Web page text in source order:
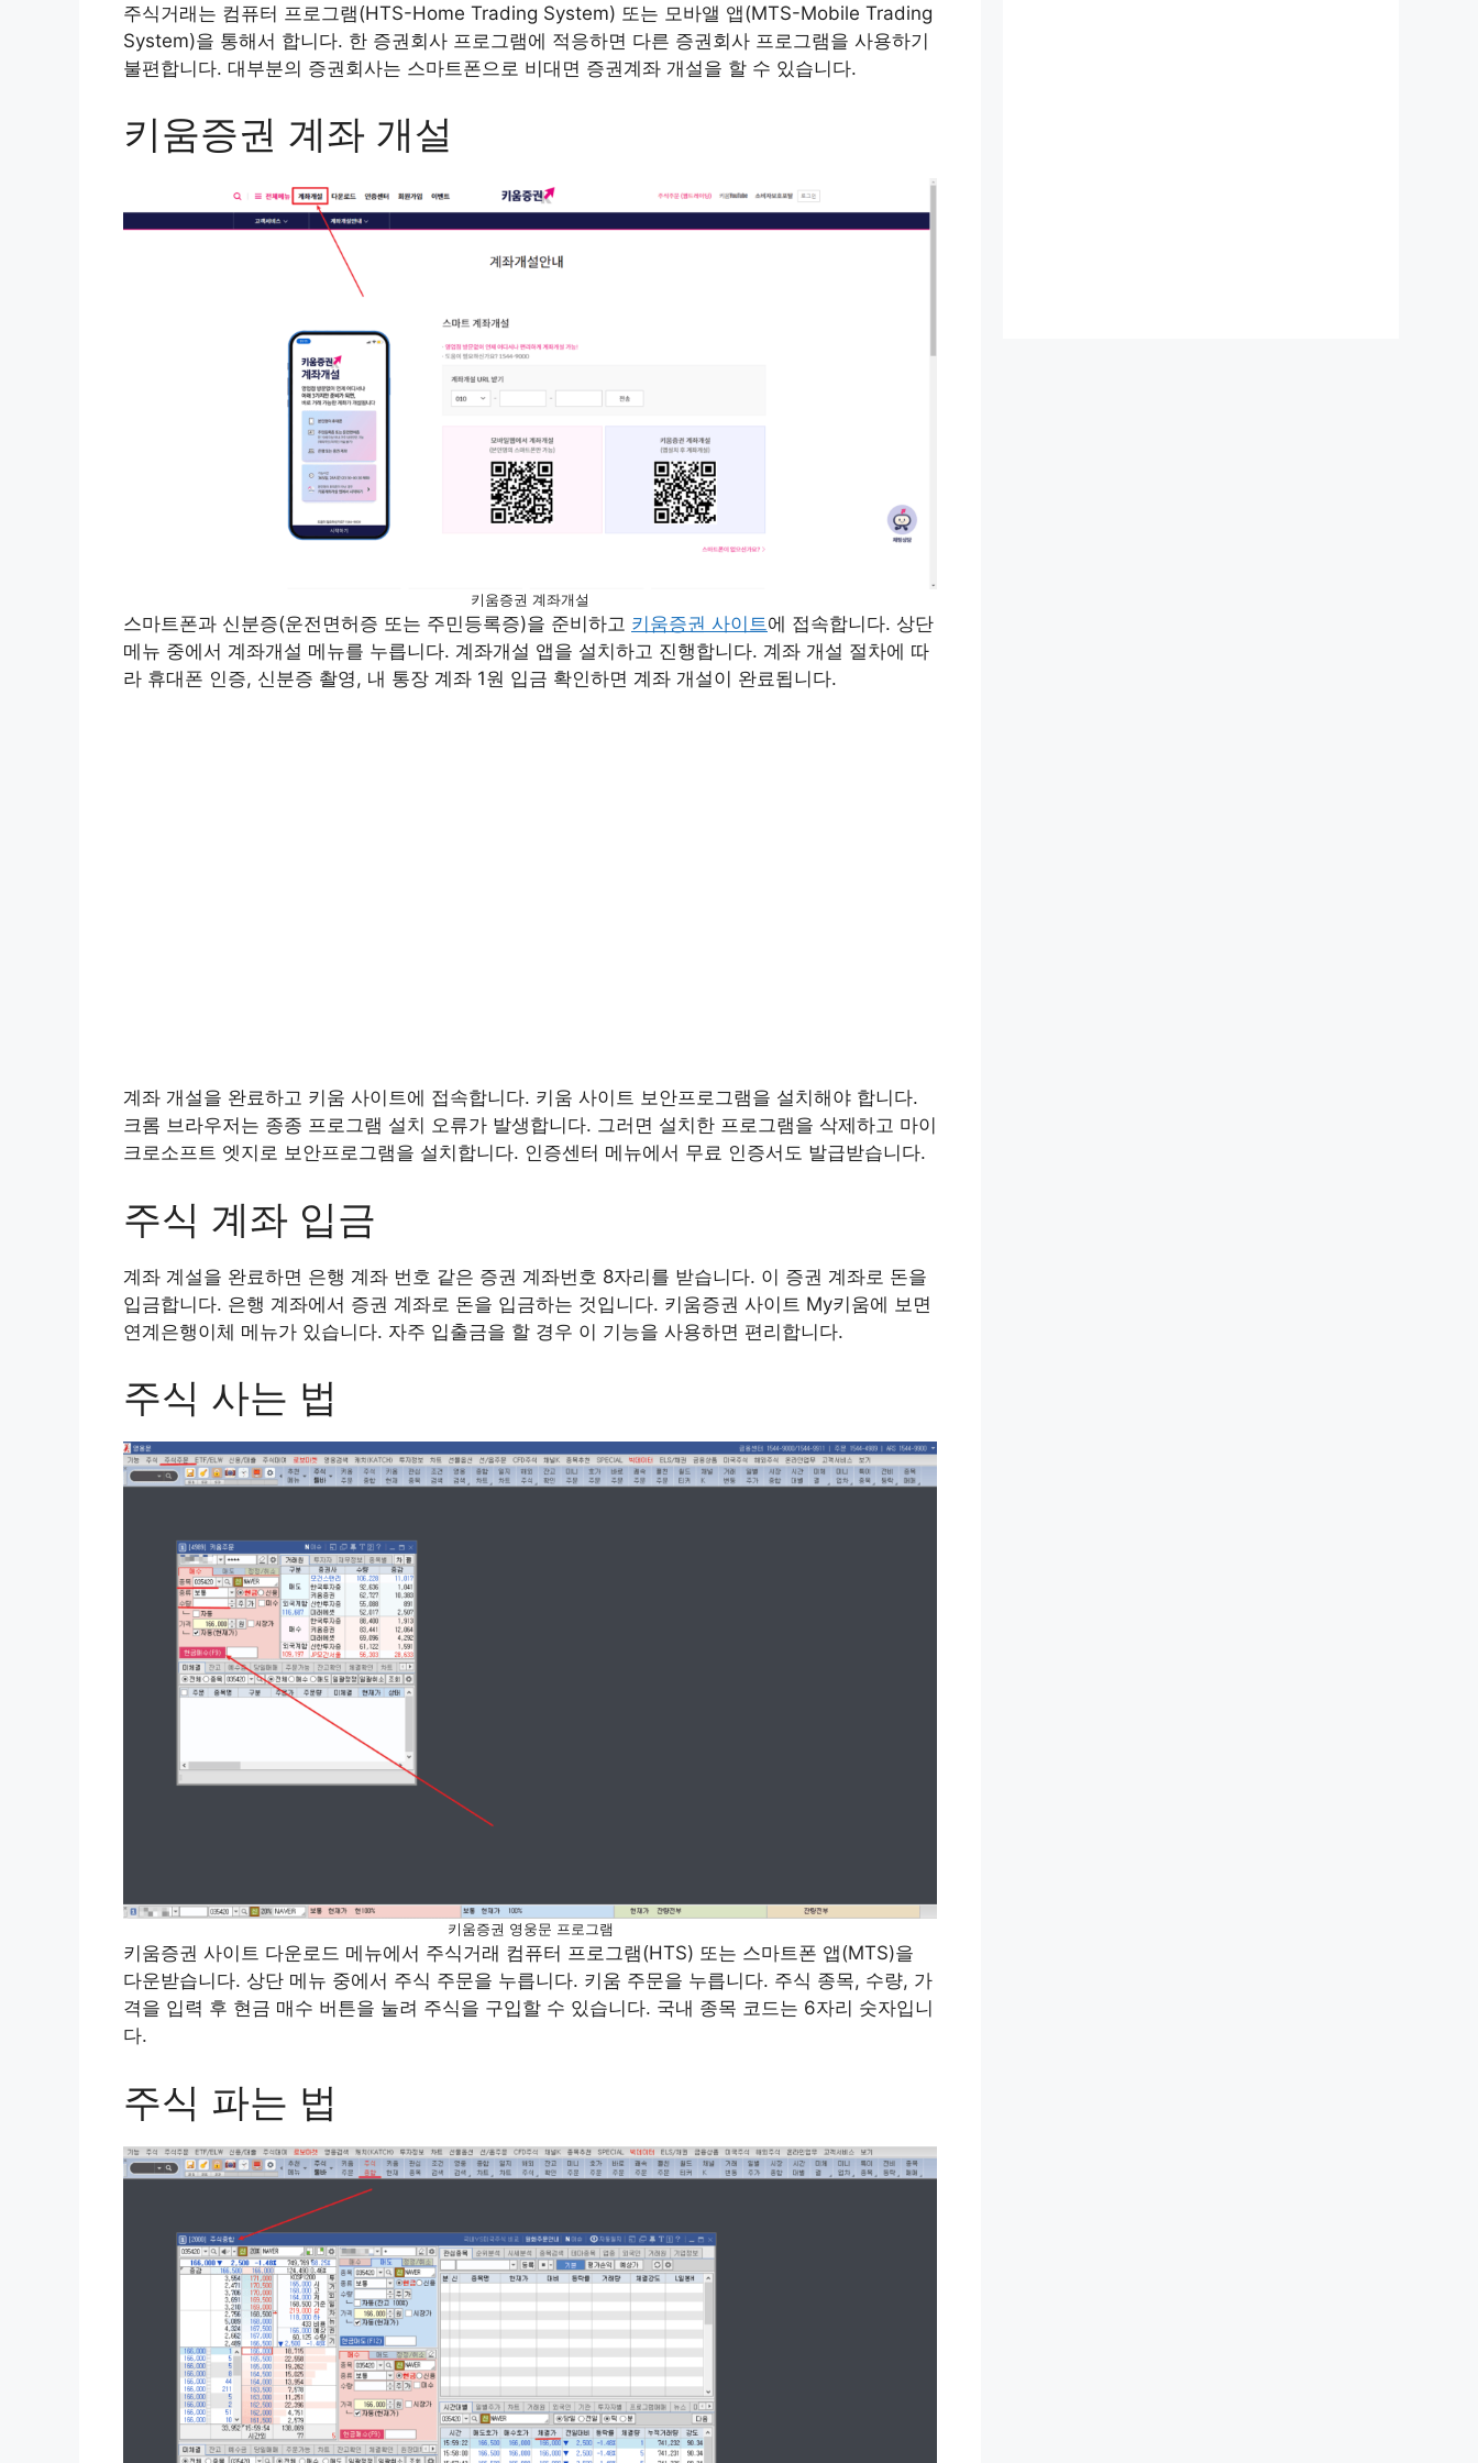
주식거래는 컴퓨터 프로그램(HTS-Home Trading System) 또는 모바앨 앱(MTS-Mobile Trading
System)을 통해서 합니다. 한 증권회사 프로그램에 적응하면 다른 증권회사 프로그램을 사용하기
불편합니다. 대부분의 증권회사는 스마트폰으로 비대면 증권계좌 개설을 할 수 있습니다.
키움증권 계좌 개설
키움증권 계좌개설
스마트폰과 신분증(운전면허증 또는 주민등록증)을 준비하고 키움증권 사이트에 접속합니다. 상단
메뉴 중에서 계좌개설 메뉴를 누릅니다. 계좌개설 앱을 설치하고 진행합니다. 계좌 개설 절차에 따
라 휴대폰 인증, 신분증 촬영, 내 통장 계좌 1원 입금 확인하면 계좌 개설이 완료됩니다.
계좌 개설을 완료하고 키움 사이트에 접속합니다. 키움 사이트 보안프로그램을 설치해야 합니다.
크롬 브라우저는 종종 프로그램 설치 오류가 발생합니다. 그러면 설치한 프로그램을 삭제하고 마이
크로소프트 엣지로 보안프로그램을 설치합니다. 인증센터 메뉴에서 무료 인증서도 발급받습니다.
주식 계좌 입금
계좌 계설을 완료하면 은행 계좌 번호 같은 증권 계좌번호 8자리를 받습니다. 이 증권 계좌로 돈을
입금합니다. 은행 계좌에서 증권 계좌로 돈을 입금하는 것입니다. 키움증권 사이트 My키움에 보면
연계은행이체 메뉴가 있습니다. 자주 입출금을 할 경우 이 기능을 사용하면 편리합니다.
주식 사는 법
키움증권 영웅문 프로그램
키움증권 사이트 다운로드 메뉴에서 주식거래 컴퓨터 프로그램(HTS) 또는 스마트폰 앱(MTS)을
다운받습니다. 상단 메뉴 중에서 주식 주문을 누릅니다. 키움 주문을 누릅니다. 주식 종목, 수량, 가
격을 입력 후 현금 매수 버튼을 눌려 주식을 구입할 수 있습니다. 국내 종목 코드는 6자리 숫자입니
다.
주식 파는 법